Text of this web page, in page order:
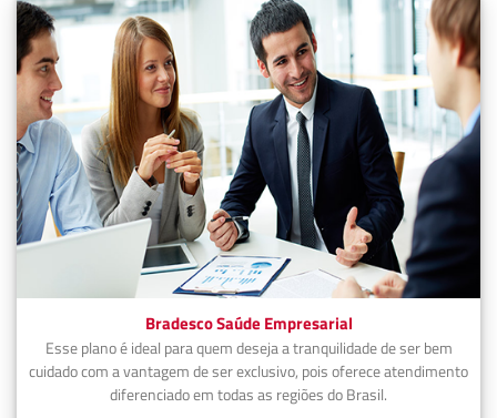
Bradesco Saúde Empresarial
Esse plano é ideal para quem deseja a tranquilidade de ser bem
cuidado com a vantagem de ser exclusivo, pois oferece atendimento
diferenciado em todas as regiões do Brasil.